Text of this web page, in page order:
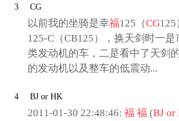
3 CG
以前我的坐骑是幸福125（CG125
125-C（CB125），换天剑时一
类发动机的车，二是看中了天剑
的发动机以及整车的低震动...
4 BJ or HK
2011-01-30 22:48:46: 福 福 (BJ or